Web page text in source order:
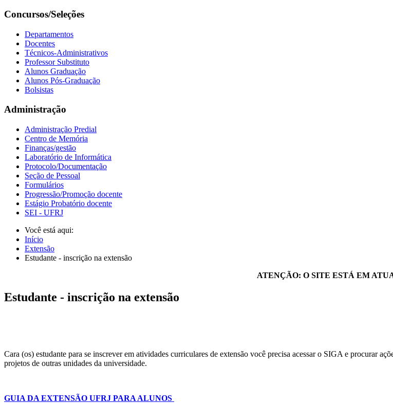
Concursos/Seleções
Departamentos
Docentes
Técnicos-Administrativos
Professor Substituto
Alunos Graduação
Alunos Pós-Graduação
Bolsistas
Administração
Administração Predial
Centro de Memória
Finanças/gestão
Laboratório de Informática
Protocolo/Documentação
Seção de Pessoal
Formulários
Progressão/Promoção docente
Estágio Probatório docente
SEI - UFRJ
Você está aqui:
Início
Extensão
Estudante - inscrição na extensão
ATENÇÃO: O SITE ESTÁ EM
Estudante - inscrição na extensão
Cara (os) estudante para se inscrever em atividades curriculares de extensão você precisa acessar o SIGA e procurar
projetos de outras unidades da universidade.
GUIA DA EXTENSÃO UFRJ PARA ALUNOS